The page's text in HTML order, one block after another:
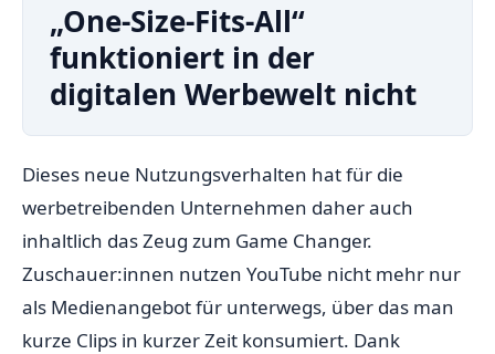
„One-Size-Fits-All“
funktioniert in der
digitalen Werbewelt nicht
Dieses neue Nutzungsverhalten hat für die
werbetreibenden Unternehmen daher auch
inhaltlich das Zeug zum Game Changer.
Zuschauer:innen nutzen YouTube nicht mehr nur
als Medienangebot für unterwegs, über das man
kurze Clips in kurzer Zeit konsumiert. Dank